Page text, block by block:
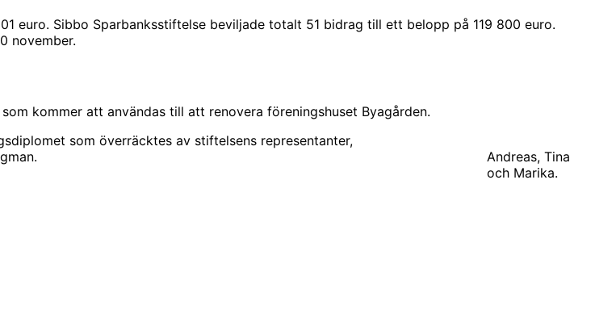
euro. Sibbo Sparbanksstiftelse beviljade totalt 51 bidrag till ett belopp på 119 800 euro.
november.
kommer att användas till att renovera föreningshuset Byagården.
som överräcktes av stiftelsens representanter,
Andreas, Tina
och Marika.